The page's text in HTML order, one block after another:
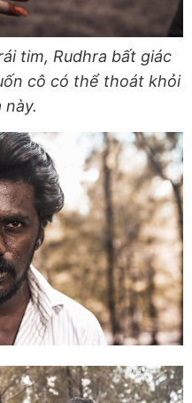
tim, Rudhra bất giác
cô có thể thoát khỏi
này.